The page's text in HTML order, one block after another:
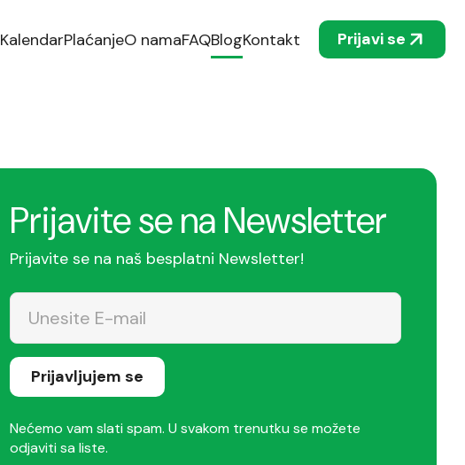
KalendarPlaćanjeO namaFAQBlogKontakt Prijavi se
Prijavite se na Newsletter
Prijavite se na naš besplatni Newsletter!
Prijavljujem se
Nećemo vam slati spam. U svakom trenutku se možete
odjaviti sa liste.